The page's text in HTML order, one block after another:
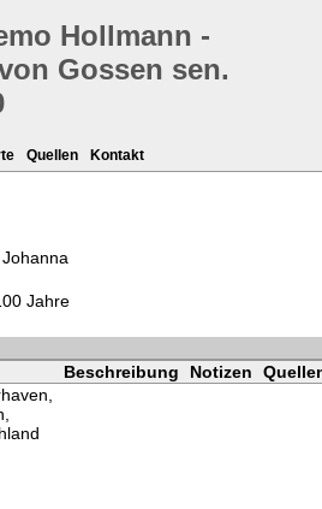
Hollmann -
Gossen sen.
Quellen Kontakt
Jahre
Beschreibung Notizen